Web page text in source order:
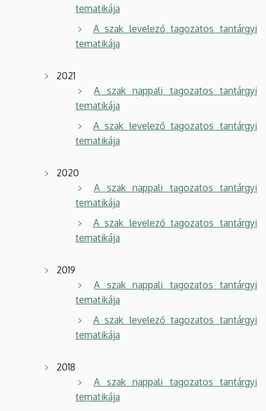
tematikája
A szak levelező tagozatos tantárgyi
tematikája
2021
A szak nappali tagozatos tantárgyi
tematikája
A szak levelező tagozatos tantárgyi
tematikája
2020
A szak nappali tagozatos tantárgyi
tematikája
A szak levelező tagozatos tantárgyi
tematikája
2019
A szak nappali tagozatos tantárgyi
tematikája
A szak levelező tagozatos tantárgyi
tematikája
2018
A szak nappali tagozatos tantárgyi
tematikája